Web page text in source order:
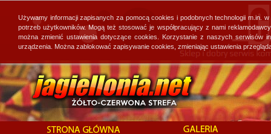
Używamy informacji zapisanych za pomocą cookies i podobnych technologii
potrzeb użytkowników. Mogą też stosować je współpracujący z nami
można zmienić ustawienia dotyczące cookies. Korzystanie z naszych
urządzenia. Można zablokować zapisywanie cookies, zmieniając ustawienia